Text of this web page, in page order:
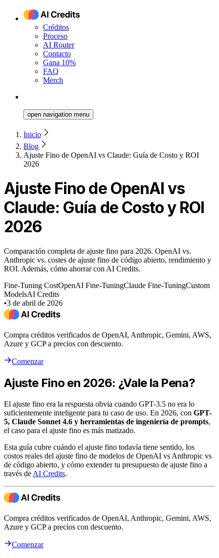
Créditos
Proceso
AI Router
Contacto
Gana 10%
FAQ
Merch
open navigation menu
Inicio
Blog
Ajuste Fino de OpenAI vs Claude: Guía de Costo y ROI
2026
Ajuste Fino de OpenAI vs
Claude: Guía de Costo y ROI
2026
Comparación completa de ajuste fino para 2026. OpenAI vs.
Anthropic vs. costes de ajuste fino de código abierto, rendimiento y
ROI. Además, cómo ahorrar con AI Credits.
Fine-Tuning CostOpenAI Fine-TuningClaude Fine-TuningCustom
ModelsAI Credits
•3 de abril de 2026
Compra créditos verificados de OpenAI, Anthropic, Gemini, AWS,
Azure y GCP a precios con descuento.
Comenzar
Ajuste Fino en 2026: ¿Vale la Pena?
El ajuste fino era la respuesta obvia cuando GPT-3.5 no era lo
suficientemente inteligente para tu caso de uso. En 2026, con GPT-
5, Claude Sonnet 4.6 y herramientas de ingeniería de prompts,
el caso para el ajuste fino es más matizado.
Esta guía cubre cuándo el ajuste fino todavía tiene sentido, los
costos reales del ajuste fino de modelos de OpenAI vs Anthropic vs
de código abierto, y cómo extender tu presupuesto de ajuste fino a
través de AI Credits.
Compra créditos verificados de OpenAI, Anthropic, Gemini, AWS,
Azure y GCP a precios con descuento.
Comenzar